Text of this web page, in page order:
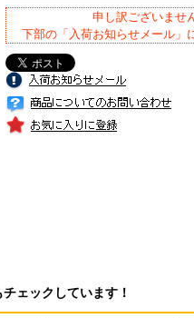
申し訳ございませ
下部の「入荷お知らせメール」
ェックしています！